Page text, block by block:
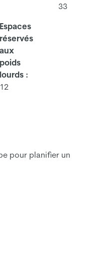
33
Espaces
réservés
aux
poids
lourds :
12
pour planifier un